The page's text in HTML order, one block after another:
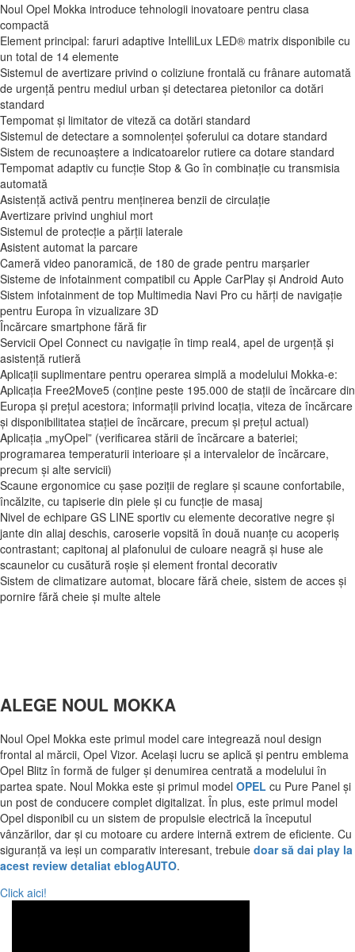
Noul Opel Mokka introduce tehnologii inovatoare pentru clasa
compactă
Element principal: faruri adaptive IntelliLux LED® matrix disponibile cu
un total de 14 elemente
Sistemul de avertizare privind o coliziune frontală cu frânare automată
de urgență pentru mediul urban și detectarea pietonilor ca dotări
standard
Tempomat și limitator de viteză ca dotări standard
Sistemul de detectare a somnolenței șoferului ca dotare standard
Sistem de recunoaștere a indicatoarelor rutiere ca dotare standard
Tempomat adaptiv cu funcție Stop & Go în combinație cu transmisia
automată
Asistență activă pentru menținerea benzii de circulație
Avertizare privind unghiul mort
Sistemul de protecție a părții laterale
Asistent automat la parcare
Cameră video panoramică, de 180 de grade pentru marșarier
Sisteme de infotainment compatibil cu Apple CarPlay și Android Auto
Sistem infotainment de top Multimedia Navi Pro cu hărți de navigație
pentru Europa în vizualizare 3D
Încărcare smartphone fără fir
Servicii Opel Connect cu navigație în timp real4, apel de urgență și
asistență rutieră
Aplicații suplimentare pentru operarea simplă a modelului Mokka-e:
Aplicația Free2Move5 (conține peste 195.000 de stații de încărcare din
Europa și prețul acestora; informații privind locația, viteza de încărcare
și disponibilitatea stației de încărcare, precum și prețul actual)
Aplicația „myOpel” (verificarea stării de încărcare a bateriei;
programarea temperaturii interioare și a intervalelor de încărcare,
precum și alte servicii)
Scaune ergonomice cu șase poziții de reglare și scaune confortabile,
încălzite, cu tapiserie din piele și cu funcție de masaj
Nivel de echipare GS LINE sportiv cu elemente decorative negre și
jante din aliaj deschis, caroserie vopsită în două nuanțe cu acoperiș
contrastant; capitonaj al plafonului de culoare neagră și huse ale
scaunelor cu cusătură roșie și element frontal decorativ
Sistem de climatizare automat, blocare fără cheie, sistem de acces și
pornire fără cheie și multe altele
ALEGE NOUL MOKKA
Noul Opel Mokka este primul model care integrează noul design
frontal al mărcii, Opel Vizor. Același lucru se aplică și pentru emblema
Opel Blitz în formă de fulger și denumirea centrată a modelului în
partea spate. Noul Mokka este și primul model OPEL cu Pure Panel și
un post de conducere complet digitalizat. În plus, este primul model
Opel disponibil cu un sistem de propulsie electrică la începutul
vânzărilor, dar și cu motoare cu ardere internă extrem de eficiente. Cu
siguranță va ieși un comparativ interesant, trebuie doar să dai play la
acest review detaliat eblogAUTO.
Click aici!